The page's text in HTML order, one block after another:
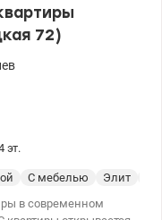
72)
эт.
С мебелью Элит
в современном